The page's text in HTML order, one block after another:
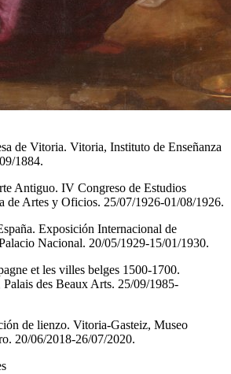
de Vitoria. Vitoria, Instituto de Enseñanza
1884.
Antiguo. IV Congreso de Estudios
de Artes y Oficios. 25/07/1926-01/08/1926.
Exposición Internacional de
Nacional. 20/05/1929-15/01/1930.
et les villes belges 1500-1700.
des Beaux Arts. 25/09/1985-
de lienzo. Vitoria-Gasteiz, Museo
20/06/2018-26/07/2020.